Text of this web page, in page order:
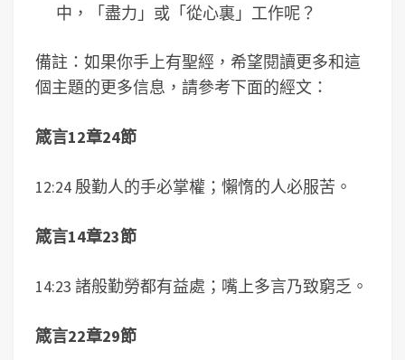
中，「盡力」或「從心裏」工作呢？
備註：如果你手上有聖經，希望閱讀更多和這
個主題的更多信息，請參考下面的經文：
箴言12章24節
12:24 殷勤人的手必掌權；懶惰的人必服苦。
箴言14章23節
14:23 諸般勤勞都有益處；嘴上多言乃致窮乏。
箴言22章29節